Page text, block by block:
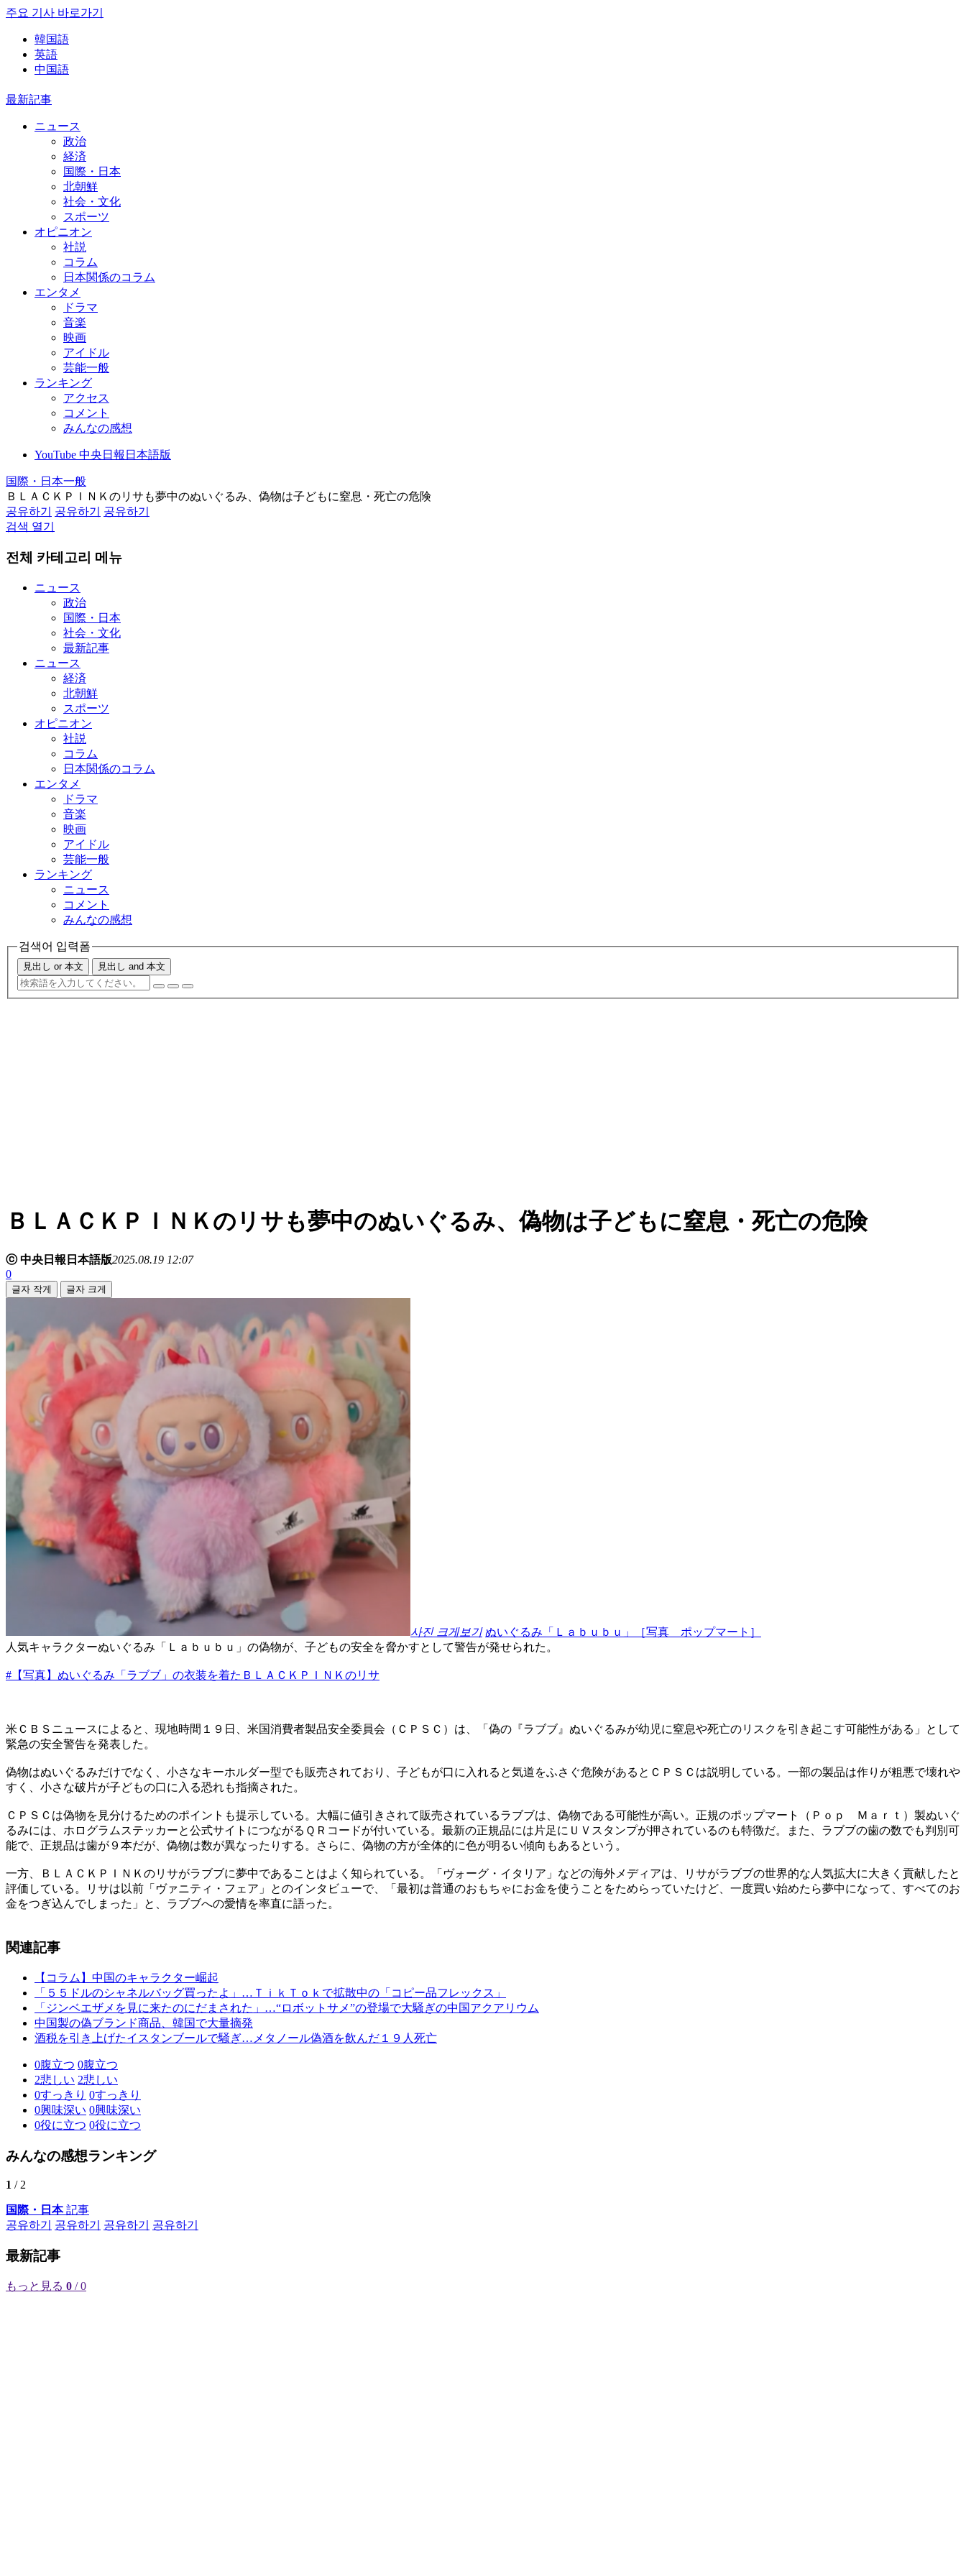
주요 기사 바로가기
韓国語
英語
中国語
最新記事
ニュース
政治
経済
国際・日本
北朝鮮
社会・文化
スポーツ
オピニオン
社説
コラム
日本関係のコラム
エンタメ
ドラマ
音楽
映画
アイドル
芸能一般
ランキング
アクセス
コメント
みんなの感想
YouTube 中央日報日本語版
国際・日本一般
ＢＬＡＣＫＰＩＮＫのリサも夢中のぬいぐるみ、偽物は子どもに窒息・死亡の危険
공유하기
공유하기
공유하기
검색 열기
전체 카테고리 메뉴
ニュース
政治
国際・日本
社会・文化
最新記事
ニュース
経済
北朝鮮
スポーツ
オピニオン
社説
コラム
日本関係のコラム
エンタメ
ドラマ
音楽
映画
アイドル
芸能一般
ランキング
ニュース
コメント
みんなの感想
검색어 입력폼
見出し or 本文 見出し and 本文
ＢＬＡＣＫＰＩＮＫのリサも夢中のぬいぐるみ、偽物は子どもに窒息・死亡の危険
ⓒ 中央日報日本語版2025.08.19 12:07
0
글자 작게 글자 크게
사진 크게보기 ぬいぐるみ「Ｌａｂｕｂｕ」［写真 ポップマート］
人気キャラクターぬいぐるみ「Ｌａｂｕｂｕ」の偽物が、子どもの安全を脅かすとして警告が発せられた。
#【写真】ぬいぐるみ「ラブブ」の衣装を着たＢＬＡＣＫＰＩＮＫのリサ
米ＣＢＳニュースによると、現地時間１９日、米国消費者製品安全委員会（ＣＰＳＣ）は、「偽の『ラブブ』ぬいぐるみが幼児に窒息や死亡のリスクを引き起こす可能性がある」として
緊急の安全警告を発表した。
偽物はぬいぐるみだけでなく、小さなキーホルダー型でも販売されており、子どもが口に入れると気道をふさぐ危険があるとＣＰＳＣは説明している。一部の製品は作りが粗悪で壊れや
すく、小さな破片が子どもの口に入る恐れも指摘された。
ＣＰＳＣは偽物を見分けるためのポイントも提示している。大幅に値引きされて販売されているラブブは、偽物である可能性が高い。正規のポップマート（Ｐｏｐ Ｍａｒｔ）製ぬいぐ
るみには、ホログラムステッカーと公式サイトにつながるＱＲコードが付いている。最新の正規品には片足にＵＶスタンプが押されているのも特徴だ。また、ラブブの歯の数でも判別可
能で、正規品は歯が９本だが、偽物は数が異なったりする。さらに、偽物の方が全体的に色が明るい傾向もあるという。
一方、ＢＬＡＣＫＰＩＮＫのリサがラブブに夢中であることはよく知られている。「ヴォーグ・イタリア」などの海外メディアは、リサがラブブの世界的な人気拡大に大きく貢献したと
評価している。リサは以前「ヴァニティ・フェア」とのインタビューで、「最初は普通のおもちゃにお金を使うことをためらっていたけど、一度買い始めたら夢中になって、すべてのお
金をつぎ込んでしまった」と、ラブブへの愛情を率直に語った。
関連記事
【コラム】中国のキャラクター崛起
「５５ドルのシャネルバッグ買ったよ」…ＴｉｋＴｏｋで拡散中の「コピー品フレックス」
「ジンベエザメを見に来たのにだまされた」…“ロボットサメ”の登場で大騒ぎの中国アクアリウム
中国製の偽ブランド商品、韓国で大量摘発
酒税を引き上げたイスタンブールで騒ぎ…メタノール偽酒を飲んだ１９人死亡
0腹立つ 0腹立つ
2悲しい 2悲しい
0すっきり 0すっきり
0興味深い 0興味深い
0役に立つ 0役に立つ
みんなの感想ランキング
1 / 2
国際・日本記事
공유하기
공유하기 공유하기 공유하기
最新記事
もっと見る 0 / 0